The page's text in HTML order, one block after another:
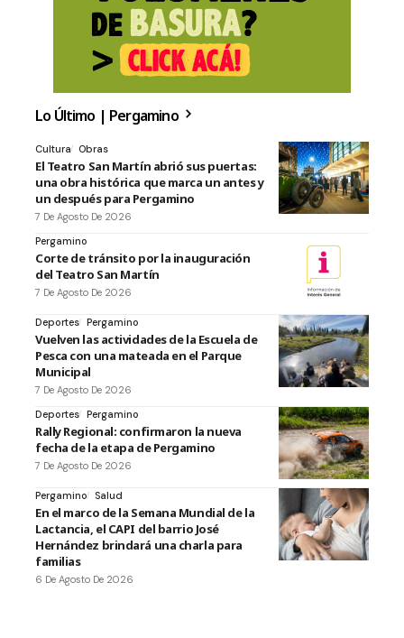
Lo Último | Pergamino
Cultura Obras
El Teatro San Martín abrió sus puertas:
una obra histórica que marca un antes y
un después para Pergamino
7 De Agosto De 2026
Pergamino
Corte de tránsito por la inauguración
del Teatro San Martín
7 De Agosto De 2026
Deportes Pergamino
Vuelven las actividades de la Escuela de
Pesca con una mateada en el Parque
Municipal
7 De Agosto De 2026
Deportes Pergamino
Rally Regional: confirmaron la nueva
fecha de la etapa de Pergamino
7 De Agosto De 2026
Pergamino Salud
En el marco de la Semana Mundial de la
Lactancia, el CAPI del barrio José
Hernández brindará una charla para
familias
6 De Agosto De 2026